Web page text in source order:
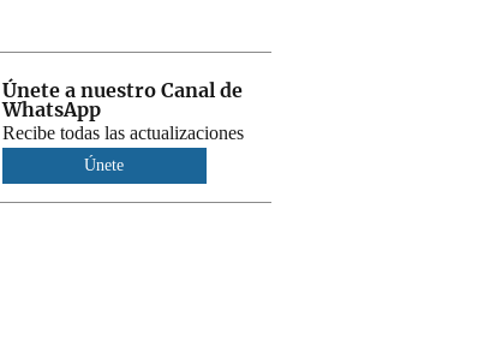
Únete a nuestro Canal de
WhatsApp
Recibe todas las actualizaciones
Únete